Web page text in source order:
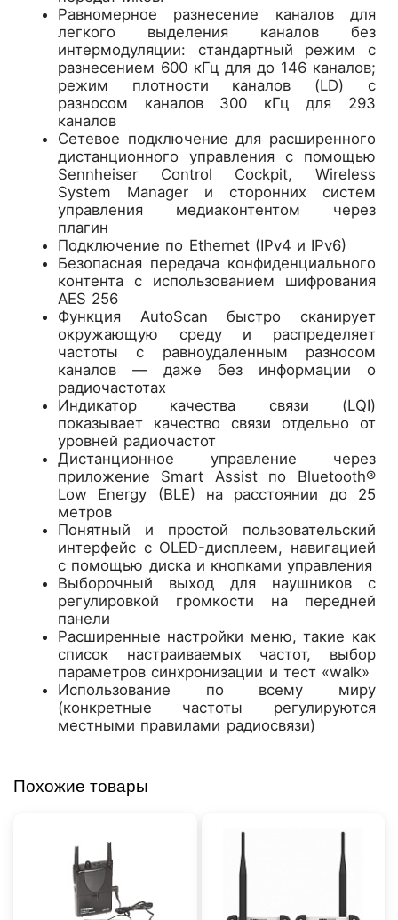
Равномерное разнесение каналов для
легкого выделения каналов без
интермодуляции: стандартный режим с
разнесением 600 кГц для до 146 каналов;
режим плотности каналов (LD) с
разносом каналов 300 кГц для 293
каналов
Сетевое подключение для расширенного
дистанционного управления с помощью
Sennheiser Control Cockpit, Wireless
System Manager и сторонних систем
управления медиаконтентом через
плагин
Подключение по Ethernet (IPv4 и IPv6)
Безопасная передача конфиденциального
контента с использованием шифрования
AES 256
Функция AutoScan быстро сканирует
окружающую среду и распределяет
частоты с равноудаленным разносом
каналов — даже без информации о
радиочастотах
Индикатор качества связи (LQI)
показывает качество связи отдельно от
уровней радиочастот
Дистанционное управление через
приложение Smart Assist по Bluetooth®
Low Energy (BLE) на расстоянии до 25
метров
Понятный и простой пользовательский
интерфейс с OLED-дисплеем, навигацией
с помощью диска и кнопками управления
Выборочный выход для наушников с
регулировкой громкости на передней
панели
Расширенные настройки меню, такие как
список настраиваемых частот, выбор
параметров синхронизации и тест «walk»
Использование по всему миру
(конкретные частоты регулируются
местными правилами радиосвязи)
Похожие товары